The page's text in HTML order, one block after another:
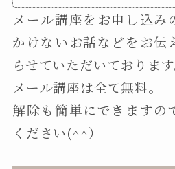
メール講座をお申し込み
かけないお話などをお伝
らせていただいております
メール講座は全て無料。
解除も簡単にできますの
ください(^^）